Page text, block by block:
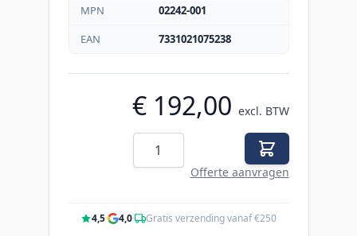
MPN
02242-001
EAN
7331021075238
€ 192,00 excl. BTW
Aantal
Offerte aanvragen
4,5· 4,0· Gratis verzending vanaf €250